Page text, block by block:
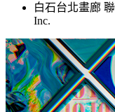
白石台北畫廊
Inc.